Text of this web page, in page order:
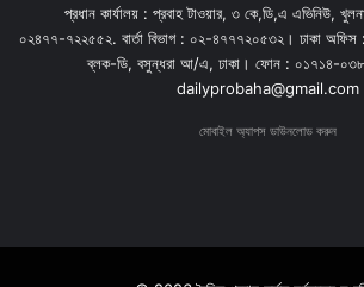
প্রধান কার্যালয় : প্রবাহ টাওয়ার, ৩ কে,ডি,এ এভিনিউ,
০২৪৭৭-৭২২৫৫২. বার্তা বিভাগ : ০২-৪৭৭৭২০৫৩২। ঢাকা
ব্লক-ডি, বসুন্ধরা আ/এ, ঢাকা। ফোন : ০১৭১৪-
dailyprobaha@gmail.com
মোবাইল অ্যাপস ডাউনলোড করুন